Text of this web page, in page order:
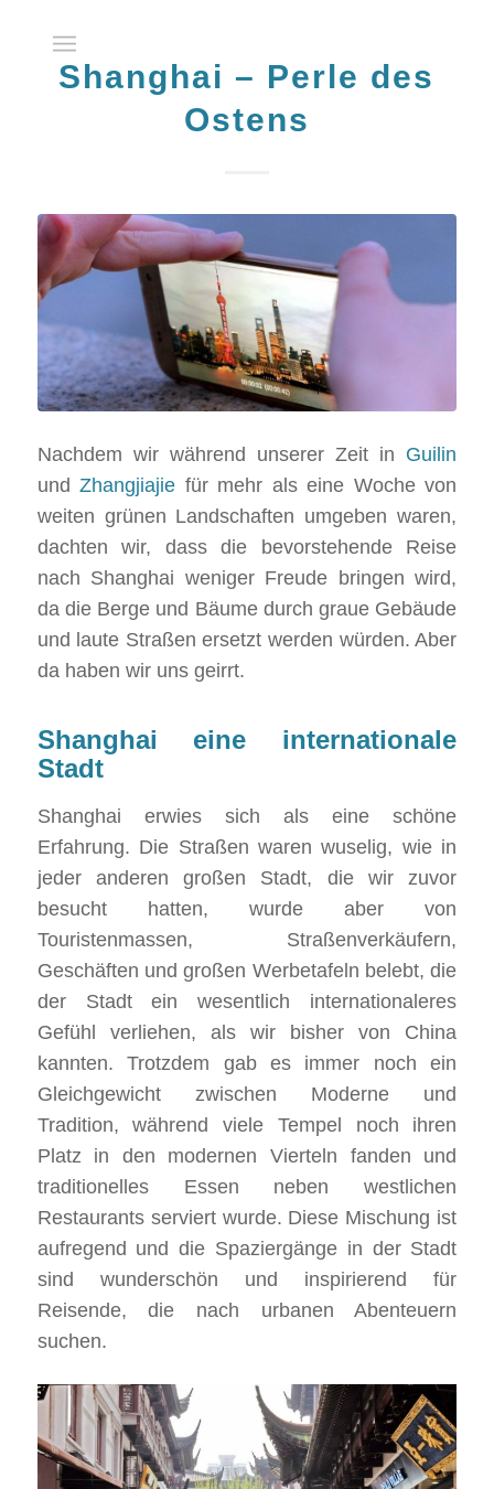
Shanghai – Perle des
Ostens
Nachdem wir während unserer Zeit in Guilin
undZhangjiajie für mehr als eine Woche von
weiten grünen Landschaften umgeben waren,
dachten wir, dass die bevorstehende Reise
nach Shanghai weniger Freude bringen wird,
da die Berge und Bäume durch graue Gebäude
und laute Straßen ersetzt werden würden. Aber
da haben wir uns geirrt.
Shanghai eine internationale
Stadt
Shanghai erwies sich als eine schöne
Erfahrung. Die Straßen waren wuselig, wie in
jeder anderen großen Stadt, die wir zuvor
besucht hatten, wurde aber von
Touristenmassen, Straßenverkäufern,
Geschäften und großen Werbetafeln belebt, die
der Stadt ein wesentlich internationaleres
Gefühl verliehen, als wir bisher von China
kannten. Trotzdem gab es immer noch ein
Gleichgewicht zwischen Moderne und
Tradition, während viele Tempel noch ihren
Platz in den modernen Vierteln fanden und
traditionelles Essen neben westlichen
Restaurants serviert wurde. Diese Mischung ist
aufregend und die Spaziergänge in der Stadt
sind wunderschön und inspirierend für
Reisende, die nach urbanen Abenteuern
suchen.